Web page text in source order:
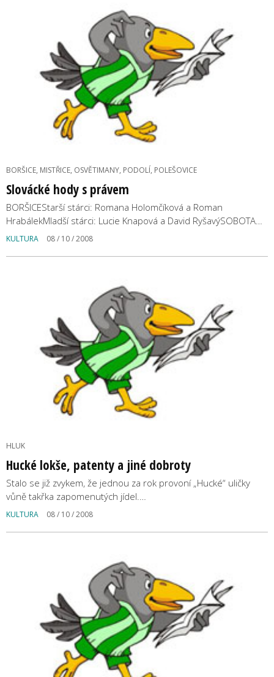
BORŠICE, MISTŘICE, OSVĚTIMANY, PODOLÍ, POLEŠOVICE
Slovácké hody s právem
BORŠICEStarší stárci: Romana Holomčíková a Roman
HrabálekMladší stárci: Lucie Knapová a David RyšavýSOBOTA…
KULTURA 08 / 10 / 2008
HLUK
Hucké lokše, patenty a jiné dobroty
Stalo se již zvykem, že jednou za rok provoní „Hucké“ uličky
vůně takřka zapomenutých jídel.…
KULTURA 08 / 10 / 2008